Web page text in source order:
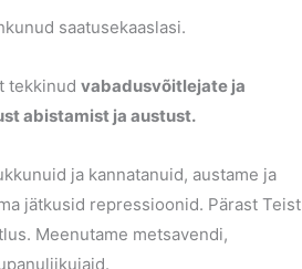
saatusekaaslasi.
tekkinud vabadusvõitlejate ja
abistamist ja austust.
ja kannatanuid, austame ja
jätkusid repressioonid. Pärast Teist
Meenutame metsavendi,